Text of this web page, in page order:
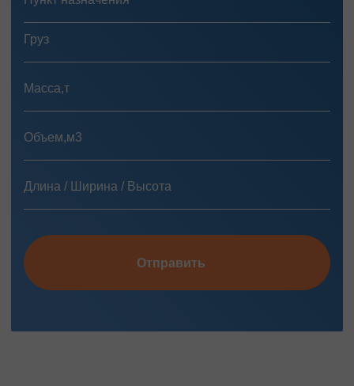
Отправить